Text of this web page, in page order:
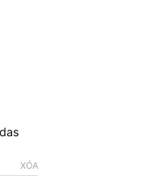
XÓA